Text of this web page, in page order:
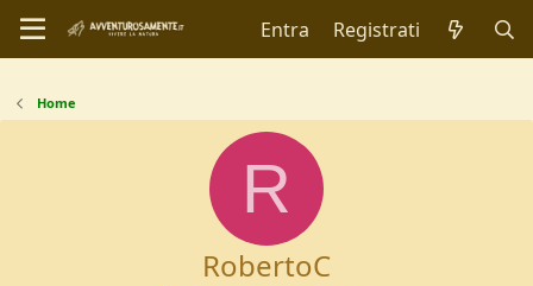
Entra Registrati
Home
R
RobertoC